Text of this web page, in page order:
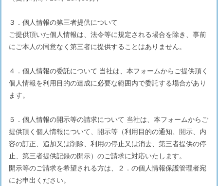
３．個人情報の第三者提供について
ご提供頂いた個人情報は、法令等に規定される場合を除き、事前
にご本人の同意なく第三者に提供することはありません。
４．個人情報の委託について 当社は、本フォームからご提供頂く
個人情報を利用目的の達成に必要な範囲内で委託する場合があり
ます。
５．個人情報の開示等の請求について 当社は、本フォームからご
提供頂く個人情報について、開示等（利用目的の通知、開示、内
容の訂正、追加又は削除、利用の停止又は消去、第三者提供の停
止、第三者提供記録の開示）のご請求に対応いたします。
開示等のご請求を希望される方は、２．の個人情報保護管理者宛
にお申出ください。